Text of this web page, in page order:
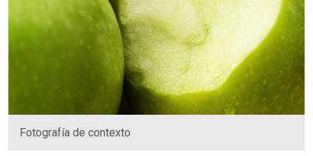
Fotografía de contexto